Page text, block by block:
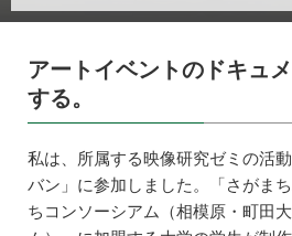
アートイベントのドキュ
する。
私は、所属する映像研究ゼミの活
バン」に参加しました。「さがま
ちコンソーシアム（相模原・町田